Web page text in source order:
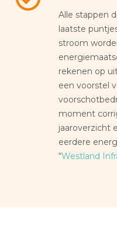
Alle stappen
laatste
stroom
rekenen op
een voorstel
moment
jaaroverzicht
eerdere
“Westland